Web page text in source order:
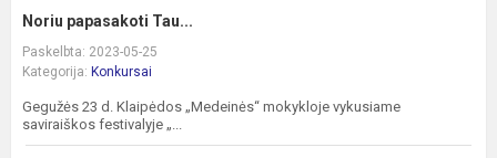
Noriu papasakoti Tau...
Paskelbta: 2023-05-25
Kategorija: Konkursai
Gegužės 23 d. Klaipėdos „Medeinės“ mokykloje vykusiame
saviraiškos festivalyje „...